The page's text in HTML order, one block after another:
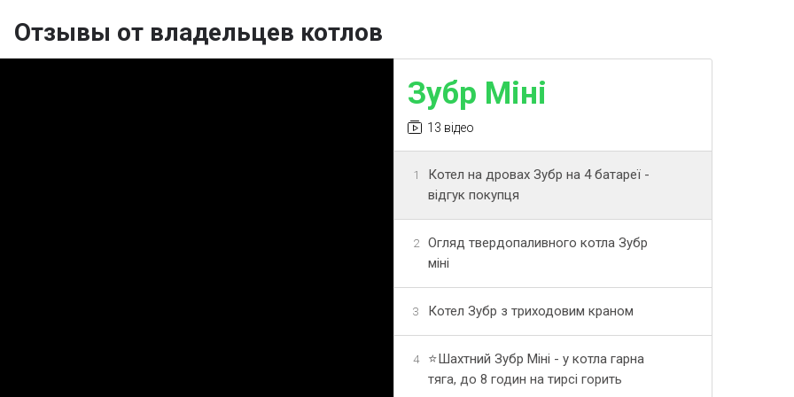
Отзывы от владельцев котлов
Зубр Міні
13 відео
1
Котел на дровах Зубр на 4 батареї -
відгук покупця
2
Огляд твердопаливного котла Зубр
міні
3 Котел Зубр з триходовим краном
4
⭐Шахтний Зубр Міні - у котла гарна
тяга, до 8 годин на тирсі горить